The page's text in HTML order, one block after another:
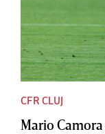
CFR CLUJ
Mario